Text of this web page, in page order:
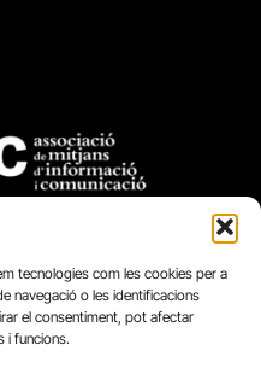
tecnologies com les cookies per a
navegació o les identificacions
el consentiment, pot afectar
i funcions.